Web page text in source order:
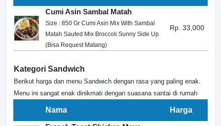
Cumi Asin Sambal Matah
Size : 850 Gr Cumi Asin Mix With Sambal
Matah Sauted Mix Broccoli Sunny Side Up
(Bisa Request Matang)
Rp. 33,000
Kategori Sandwich
Berikut harga dan menu Sandwich dengan rasa yang paling enak.
Menu ini sangat enak dinikmati dengan suasana santai di rumah
Nama
Harga